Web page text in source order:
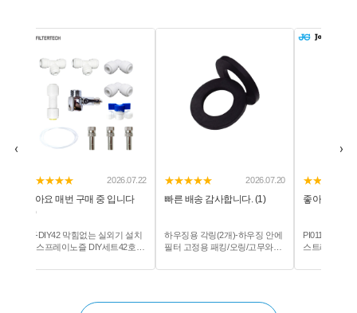
‹
★★★★★ 2026.07.20
빠른 배송 감사합니다. (1)
하우징용 각링(2개)-하우징 안에
필터 고정용 패킹/오링/고무와샤/
께5mm
★★★★★ 2026.07.23
좋아요 잘 쓰고 있어요 (1)
PI011223S 존게스트 I피팅숫나사
스트레이트어댑터 3/8:3/8NPTF
10pcs/pack
★★★★★
항상 이용하고
잠언의료기 잠
형(MB) 1차+2차
›